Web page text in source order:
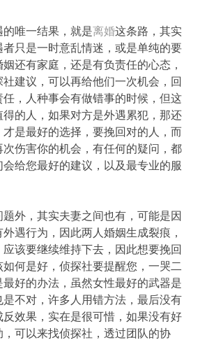
唯一结果，就是离婚这条路，其实
只是一时意乱情迷，或是单纯的要
还有家庭，还是有负责任的心态，
建议，可以再给他们一次机会，回
，人种事会有做错事的时候，但这
的人，如果对方是外遇累犯，那还
是最好的选择，要挽回对的人，而
伤害你的机会，有任何的疑问，都
给您最好的建议，以及最专业的服
外，其实夫妻之间也有，可能是因
遇行为，因此两人婚姻生成裂痕，
该要继续维持下去，因此想要挽回
何是好，侦探社要提醒您，一哭二
好的办法，虽然女性最好的武器是
是不对，许多人用错方法，最后没有
效果，实在是很可惜，如果没有好
可以来找侦探社，透过团队的协